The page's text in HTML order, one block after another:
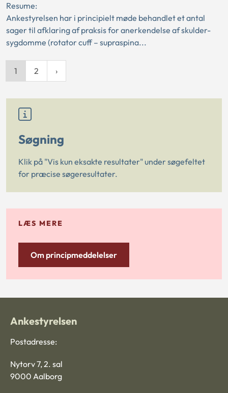
Resume:
Ankestyrelsen har i principielt møde behandlet et antal
sager til afklaring af praksis for anerkendelse af skulder-
sygdomme (rotator cuff – supraspina...
1 2
Søgning
Klik på "Vis kun eksakte resultater" under søgefeltet
for præcise søgeresultater.
LÆS MERE
Om principmeddelelser
Ankestyrelsen
Postadresse:
Nytorv 7, 2. sal
9000 Aalborg